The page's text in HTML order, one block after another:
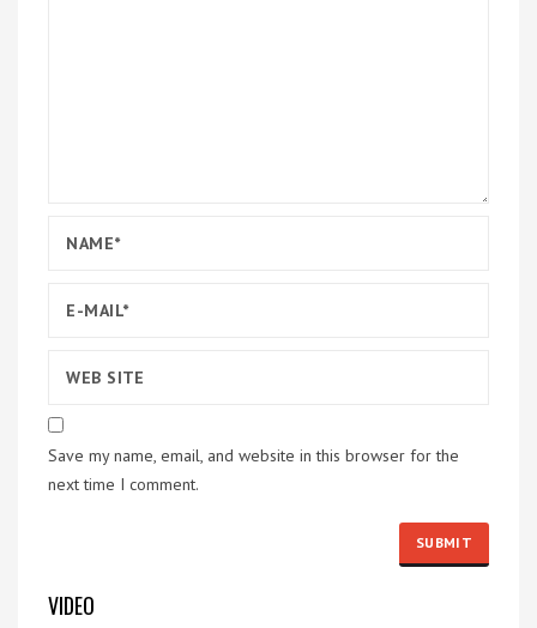
Save my name, email, and website in this browser for the
next time I comment.
VIDEO